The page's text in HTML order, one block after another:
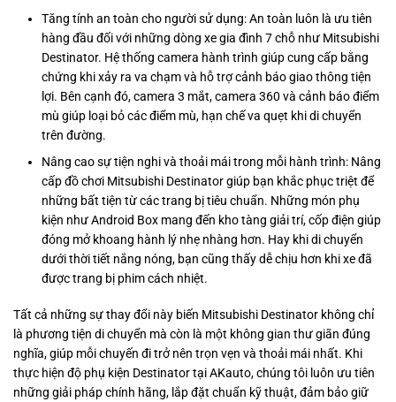
Tăng tính an toàn cho người sử dụng: An toàn luôn là ưu tiên
hàng đầu đối với những dòng xe gia đình 7 chỗ như Mitsubishi
Destinator. Hệ thống camera hành trình giúp cung cấp bằng
chứng khi xảy ra va chạm và hỗ trợ cảnh báo giao thông tiện
lợi. Bên cạnh đó, camera 3 mắt, camera 360 và cảnh báo điểm
mù giúp loại bỏ các điểm mù, hạn chế va quẹt khi di chuyển
trên đường.
Nâng cao sự tiện nghi và thoải mái trong mỗi hành trình: Nâng
cấp đồ chơi Mitsubishi Destinator giúp bạn khắc phục triệt để
những bất tiện từ các trang bị tiêu chuẩn. Những món phụ
kiện như Android Box mang đến kho tàng giải trí, cốp điện giúp
đóng mở khoang hành lý nhẹ nhàng hơn. Hay khi di chuyển
dưới thời tiết nắng nóng, bạn cũng thấy dễ chịu hơn khi xe đã
được trang bị phim cách nhiệt.
Tất cả những sự thay đổi này biến Mitsubishi Destinator không chỉ
là phương tiện di chuyển mà còn là một không gian thư giãn đúng
nghĩa, giúp mỗi chuyến đi trở nên trọn vẹn và thoải mái nhất. Khi
thực hiện độ phụ kiện Destinator tại AKauto, chúng tôi luôn ưu tiên
những giải pháp chính hãng, lắp đặt chuẩn kỹ thuật, đảm bảo giữ